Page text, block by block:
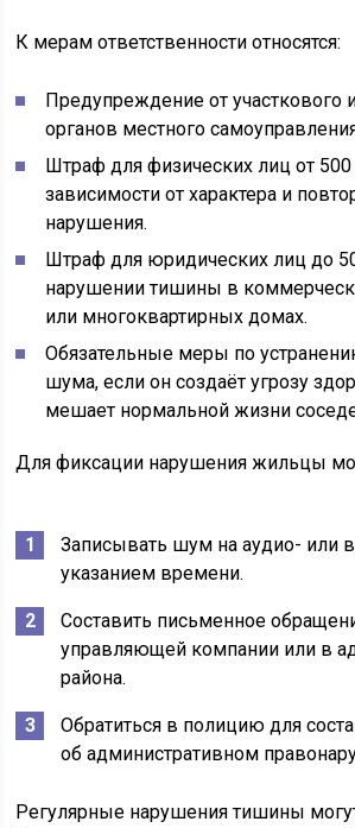
К мерам ответственности относятся:
Предупреждение от участкового
органов местного
Штраф для физических лиц от
зависимости от характера и
нарушения.
Штраф для юридических лиц до
нарушении тишины в
или многоквартирных домах.
Обязательные меры по
шума, если он создаёт угрозу
мешает нормальной жизни
Для фиксации нарушения жильцы
Записывать шум на аудио- или
указанием времени.
Составить письменное
управляющей компании или в
района.
Обратиться в полицию для
об административном
Регулярные нарушения тишины